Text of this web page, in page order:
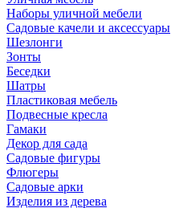
Наборы уличной мебели
Садовые качели и аксессуары
Шезлонги
Зонты
Беседки
Шатры
Пластиковая мебель
Подвесные кресла
Гамаки
Декор для сада
Садовые фигуры
Флюгеры
Садовые арки
Изделия из дерева